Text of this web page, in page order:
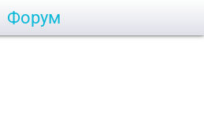
Форум